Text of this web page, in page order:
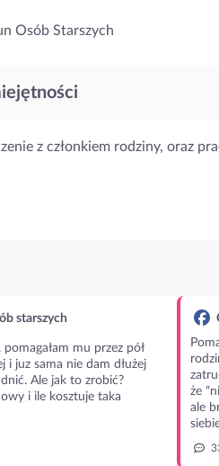
Osób Starszych
z członkiem rodziny, oraz
starszych
mu przez pół
i juz sama nie dam dłużej
Ale jak to zrobić?
i ile kosztuje taka
że
ale